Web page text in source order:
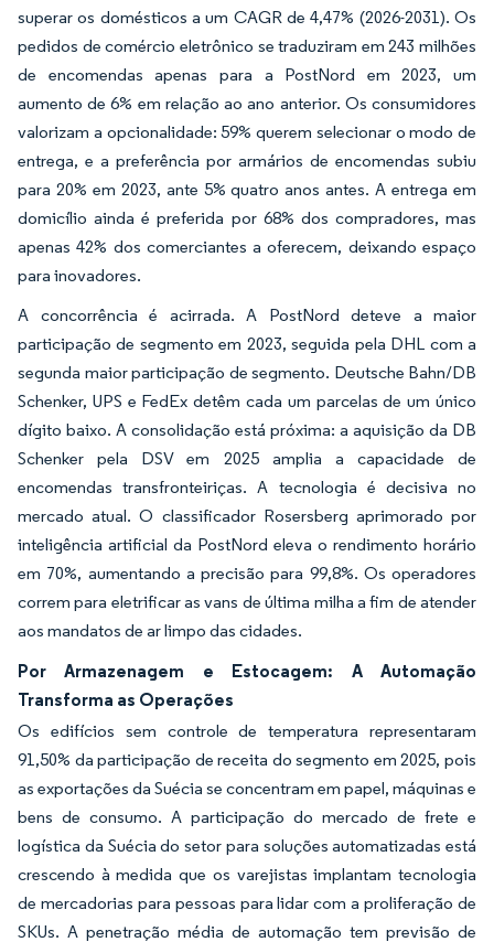
superar os domésticos a um CAGR de 4,47% (2026-2031). Os
pedidos de comércio eletrônico se traduziram em 243 milhões
de encomendas apenas para a PostNord em 2023, um
aumento de 6% em relação ao ano anterior. Os consumidores
valorizam a opcionalidade: 59% querem selecionar o modo de
entrega, e a preferência por armários de encomendas subiu
para 20% em 2023, ante 5% quatro anos antes. A entrega em
domicílio ainda é preferida por 68% dos compradores, mas
apenas 42% dos comerciantes a oferecem, deixando espaço
para inovadores.
A concorrência é acirrada. A PostNord deteve a maior
participação de segmento em 2023, seguida pela DHL com a
segunda maior participação de segmento. Deutsche Bahn/DB
Schenker, UPS e FedEx detêm cada um parcelas de um único
dígito baixo. A consolidação está próxima: a aquisição da DB
Schenker pela DSV em 2025 amplia a capacidade de
encomendas transfronteiriças. A tecnologia é decisiva no
mercado atual. O classificador Rosersberg aprimorado por
inteligência artificial da PostNord eleva o rendimento horário
em 70%, aumentando a precisão para 99,8%. Os operadores
correm para eletrificar as vans de última milha a fim de atender
aos mandatos de ar limpo das cidades.
Por Armazenagem e Estocagem: A Automação
Transforma as Operações
Os edifícios sem controle de temperatura representaram
91,50% da participação de receita do segmento em 2025, pois
as exportações da Suécia se concentram em papel, máquinas e
bens de consumo. A participação do mercado de frete e
logística da Suécia do setor para soluções automatizadas está
crescendo à medida que os varejistas implantam tecnologia
de mercadorias para pessoas para lidar com a proliferação de
SKUs. A penetração média de automação tem previsão de